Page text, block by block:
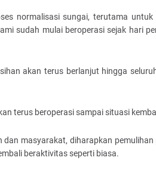
normalisasi sungai, terutama
sudah mulai beroperasi sejak hari
akan terus berlanjut hingga
terus beroperasi sampai situasi
masyarakat, diharapkan
beraktivitas seperti biasa.